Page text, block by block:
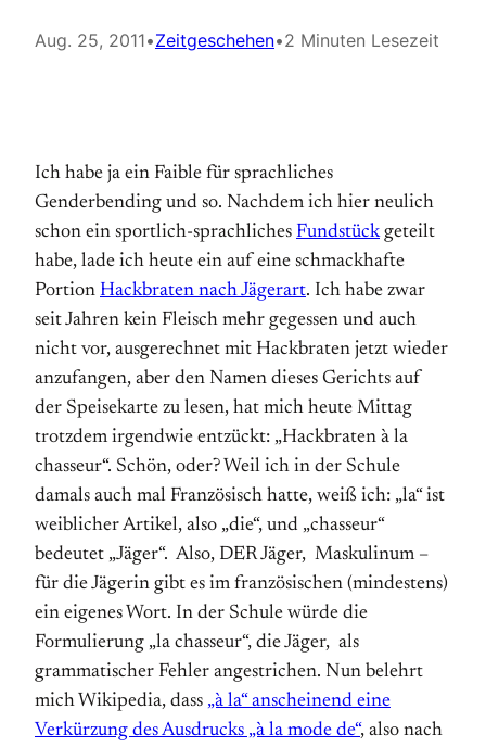
Aug. 25, 2011•Zeitgeschehen•2 Minuten Lesezeit
Ich habe ja ein Faible für sprachliches
Genderbending und so. Nachdem ich hier neulich
schon ein sportlich-sprachliches Fundstückgeteilt
habe, lade ich heute ein auf eine schmackhafte
Portion Hackbraten nach Jägerart. Ich habe zwar
seit Jahren kein Fleisch mehr gegessen und auch
nicht vor, ausgerechnet mit Hackbraten jetzt wieder
anzufangen, aber den Namen dieses Gerichts auf
der Speisekarte zu lesen, hat mich heute Mittag
trotzdem irgendwie entzückt: „Hackbraten à la
chasseur“. Schön, oder? Weil ich in der Schule
damals auch mal Französisch hatte, weiß ich: „la“ ist
weiblicher Artikel, also „die“, und „chasseur“
bedeutet „Jäger“. Also, DER Jäger, Maskulinum –
für die Jägerin gibt es im französischen (mindestens)
ein eigenes Wort. In der Schule würde die
Formulierung „la chasseur“, die Jäger, als
grammatischer Fehler angestrichen. Nun belehrt
mich Wikipedia, dass „à la“ anscheinend eine
Verkürzung des Ausdrucks „à la mode de“, also nach